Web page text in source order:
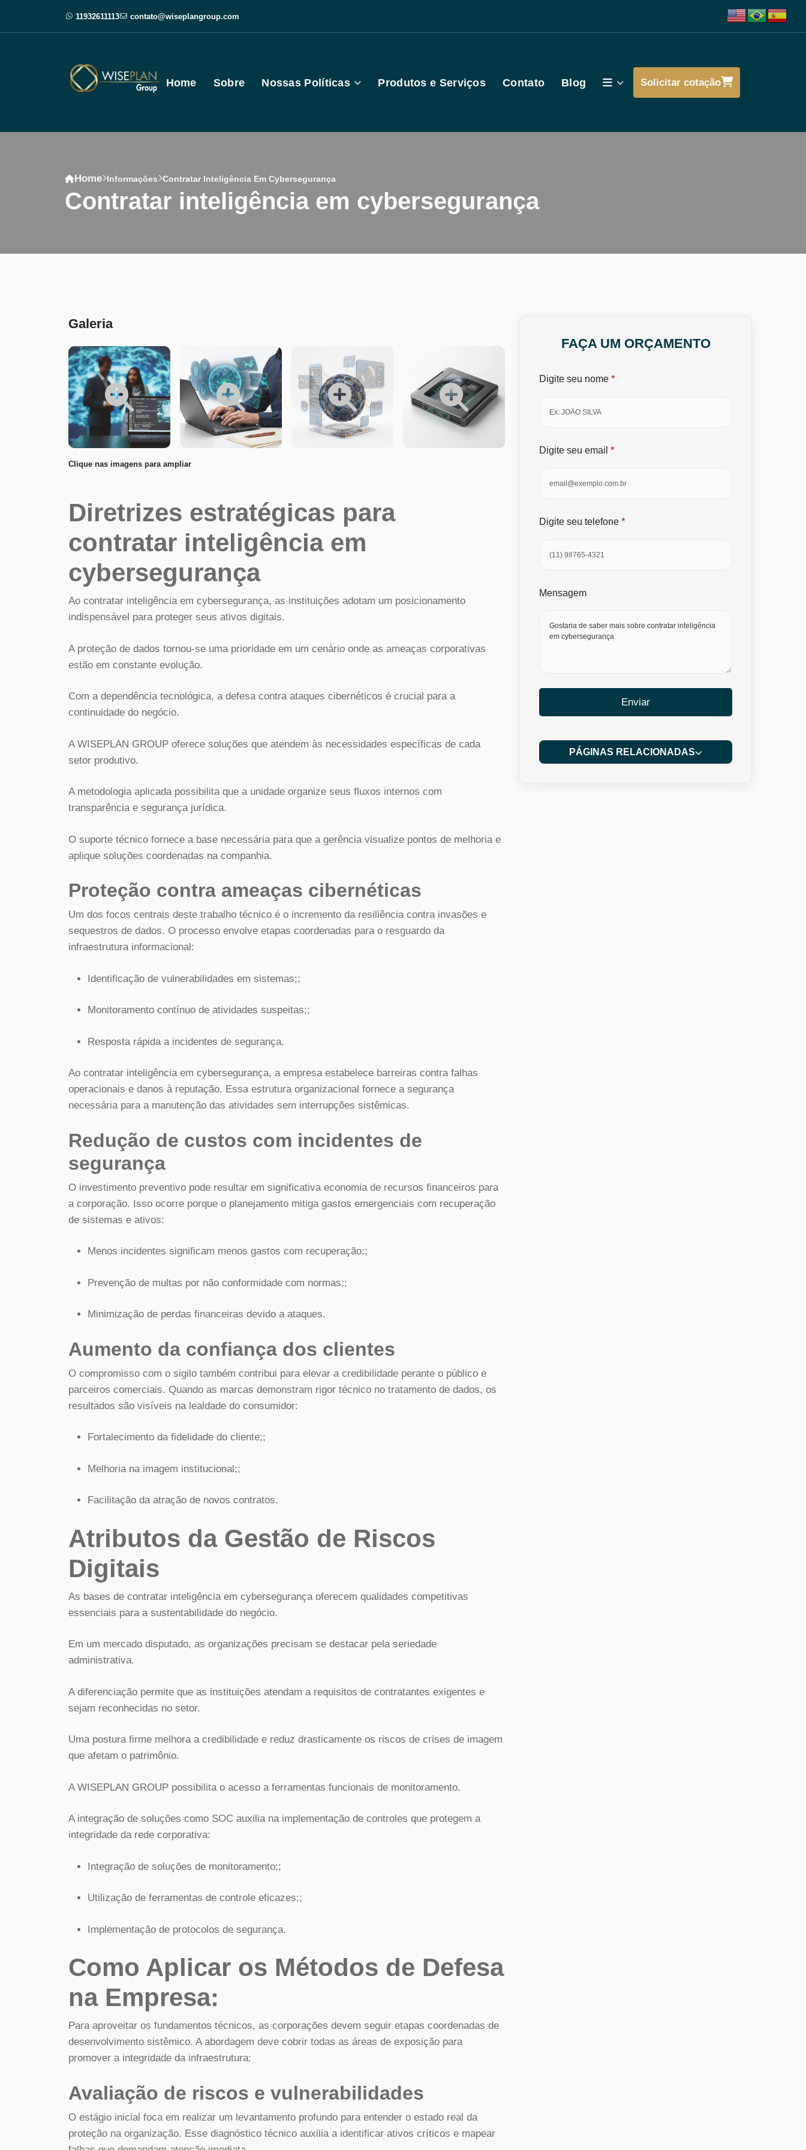
11932611113 contato@wiseplangroup.com
Home Sobre Nossas Políticas Produtos e Serviços Contato Blog Solicitar cotação
Home Informações Contratar Inteligência Em Cybersegurança
contratar inteligência em cybersegurança
Galeria
Clique nas imagens para ampliar
Diretrizes estratégicas para
contratar inteligência em
cybersegurança
Ao contratar inteligência em cybersegurança, as instituições adotam um posicionamento
indispensável para proteger seus ativos digitais.
A proteção de dados tornou-se uma prioridade em um cenário onde as ameaças corporativas
estão em constante evolução.
Com a dependência tecnológica, a defesa contra ataques cibernéticos é crucial para a
continuidade do negócio.
A WISEPLAN GROUP oferece soluções que atendem às necessidades específicas de cada
setor produtivo.
A metodologia aplicada possibilita que a unidade organize seus fluxos internos com
transparência e segurança jurídica.
O suporte técnico fornece a base necessária para que a gerência visualize pontos de melhoria e
aplique soluções coordenadas na companhia.
Proteção contra ameaças cibernéticas
Um dos focos centrais deste trabalho técnico é o incremento da resiliência contra invasões e
sequestros de dados. O processo envolve etapas coordenadas para o resguardo da
infraestrutura informacional:
Identificação de vulnerabilidades em sistemas;;
Monitoramento contínuo de atividades suspeitas;;
Resposta rápida a incidentes de segurança.
Ao contratar inteligência em cybersegurança, a empresa estabelece barreiras contra falhas
operacionais e danos à reputação. Essa estrutura organizacional fornece a segurança
necessária para a manutenção das atividades sem interrupções sistêmicas.
Redução de custos com incidentes de
segurança
O investimento preventivo pode resultar em significativa economia de recursos financeiros para
a corporação. Isso ocorre porque o planejamento mitiga gastos emergenciais com recuperação
de sistemas e ativos:
Menos incidentes significam menos gastos com recuperação;;
Prevenção de multas por não conformidade com normas;;
Minimização de perdas financeiras devido a ataques.
Aumento da confiança dos clientes
O compromisso com o sigilo também contribui para elevar a credibilidade perante o público e
parceiros comerciais. Quando as marcas demonstram rigor técnico no tratamento de dados, os
resultados são visíveis na lealdade do consumidor:
Fortalecimento da fidelidade do cliente;;
Melhoria na imagem institucional;;
Facilitação da atração de novos contratos.
Atributos da Gestão de Riscos
Digitais
As bases de contratar inteligência em cybersegurança oferecem qualidades competitivas
essenciais para a sustentabilidade do negócio.
Em um mercado disputado, as organizações precisam se destacar pela seriedade
administrativa.
A diferenciação permite que as instituições atendam a requisitos de contratantes exigentes e
sejam reconhecidas no setor.
Uma postura firme melhora a credibilidade e reduz drasticamente os riscos de crises de imagem
que afetam o patrimônio.
A WISEPLAN GROUP possibilita o acesso a ferramentas funcionais de monitoramento.
A integração de soluções como SOC auxilia na implementação de controles que protegem a
integridade da rede corporativa:
Integração de soluções de monitoramento;;
Utilização de ferramentas de controle eficazes;;
Implementação de protocolos de segurança.
Como Aplicar os Métodos de Defesa
na Empresa:
Para aproveitar os fundamentos técnicos, as corporações devem seguir etapas coordenadas de
desenvolvimento sistêmico. A abordagem deve cobrir todas as áreas de exposição para
promover a integridade da infraestrutura:
Avaliação de riscos e vulnerabilidades
O estágio inicial foca em realizar um levantamento profundo para entender o estado real da
proteção na organização. Esse diagnóstico técnico auxilia a identificar ativos críticos e mapear
FAÇA UM ORÇAMENTO
Digite seu nome *
Digite seu email *
Digite seu telefone *
Mensagem
Enviar
PÁGINAS RELACIONADAS